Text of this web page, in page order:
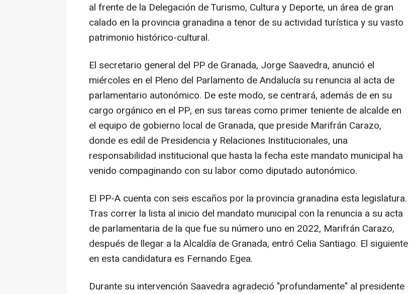
al frente de la Delegación de Turismo, Cultura y Deporte, un área de gran
calado en la provincia granadina a tenor de su actividad turística y su vasto
patrimonio histórico-cultural.
El secretario general del PP de Granada, Jorge Saavedra, anunció el
miércoles en el Pleno del Parlamento de Andalucía su renuncia al acta de
parlamentario autonómico. De este modo, se centrará, además de en su
cargo orgánico en el PP, en sus tareas como primer teniente de alcalde en
el equipo de gobierno local de Granada, que preside Marifrán Carazo,
donde es edil de Presidencia y Relaciones Institucionales, una
responsabilidad institucional que hasta la fecha este mandato municipal ha
venido compaginando con su labor como diputado autonómico.
El PP-A cuenta con seis escaños por la provincia granadina esta legislatura.
Tras correr la lista al inicio del mandato municipal con la renuncia a su acta
de parlamentaria de la que fue su número uno en 2022, Marifrán Carazo,
después de llegar a la Alcaldía de Granada, entró Celia Santiago. El siguiente
en esta candidatura es Fernando Egea.
Durante su intervención Saavedra agradeció "profundamente" al presidente